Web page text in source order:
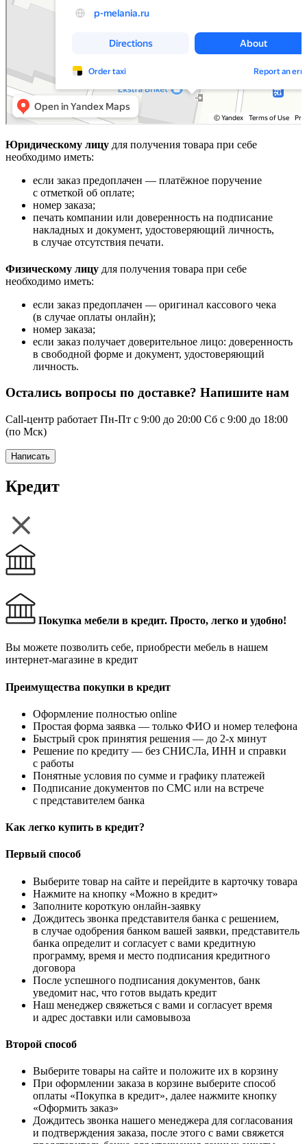
Юридическому лицу для получения товара при себе
необходимо иметь:
если заказ предоплачен — платёжное поручение
с отметкой об оплате;
номер заказа;
печать компании или доверенность на подписание
накладных и документ, удостоверяющий личность,
в случае отсутствия печати.
Физическому лицу для получения товара при себе
необходимо иметь:
если заказ предоплачен — оригинал кассового чека
(в случае оплаты онлайн);
номер заказа;
если заказ получает доверительное лицо: доверенность
в свободной форме и документ, удостоверяющий
личность.
Остались вопросы по доставке? Напишите нам
Call-центр работает Пн-Пт с 9:00 до 20:00 Сб с 9:00 до 18:00
(по Мск)
Написать
Кредит
Покупка мебели в кредит. Просто, легко и удобно!
Вы можете позволить себе, приобрести мебель в нашем
интернет-магазине в кредит
Преимущества покупки в кредит
Оформление полностью online
Простая форма заявка — только ФИО и номер телефона
Быстрый срок принятия решения — до 2-х минут
Решение по кредиту — без СНИСЛа, ИНН и справки
с работы
Понятные условия по сумме и графику платежей
Подписание документов по СМС или на встрече
с представителем банка
Как легко купить в кредит?
Первый способ
Выберите товар на сайте и перейдите в карточку товара
Нажмите на кнопку «Можно в кредит»
Заполните короткую онлайн-заявку
Дождитесь звонка представителя банка с решением,
в случае одобрения банком вашей заявки, представитель
банка определит и согласует с вами кредитную
программу, время и место подписания кредитного
договора
После успешного подписания документов, банк
уведомит нас, что готов выдать кредит
Наш менеджер свяжеться с вами и согласует время
и адрес доставки или самовывоза
Второй способ
Выберите товары на сайте и положите их в корзину
При оформлении заказа в корзине выберите способ
оплаты «Покупка в кредит», далее нажмите кнопку
«Оформить заказ»
Дождитесь звонка нашего менеджера для согласования
и подтверждения заказа, после этого с вами свяжется